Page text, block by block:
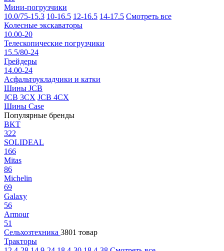
Мини-погрузчики
10.0/75-15.3 10-16.5 12-16.5 14-17.5 Смотреть все
Колесные экскаваторы
10.00-20
Телескопические погрузчики
15.5/80-24
Грейдеры
14.00-24
Асфальтоукладчики и катки
Шины JCB
JCB 3CX JCB 4CX
Шины Case
Популярные бренды
BKT
322
SOLIDEAL
166
Mitas
86
Michelin
69
Galaxy
56
Armour
51
Сельхозтехника 3801 товар
Тракторы